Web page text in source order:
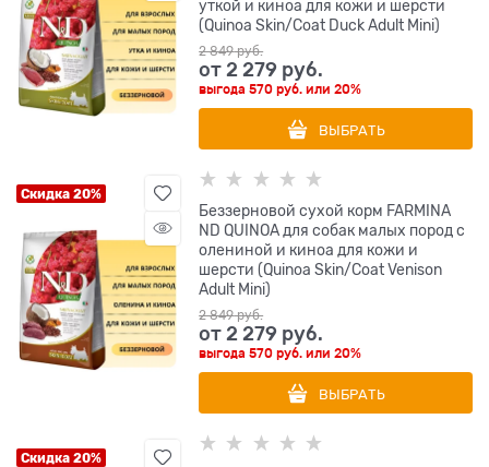
уткой и киноа для кожи и шерсти
(Quinoa Skin/Coat Duck Adult Mini)
2 849 руб.
от2 279 руб.
выгода570 руб. или20%
ВЫБРАТЬ
Скидка 20%
Беззерновой cухой корм FARMINA
ND QUINOA для собак малых пород с
олениной и киноа для кожи и
шерсти (Quinoa Skin/Coat Venison
Adult Mini)
2 849 руб.
от2 279 руб.
выгода570 руб. или20%
ВЫБРАТЬ
Скидка 20%